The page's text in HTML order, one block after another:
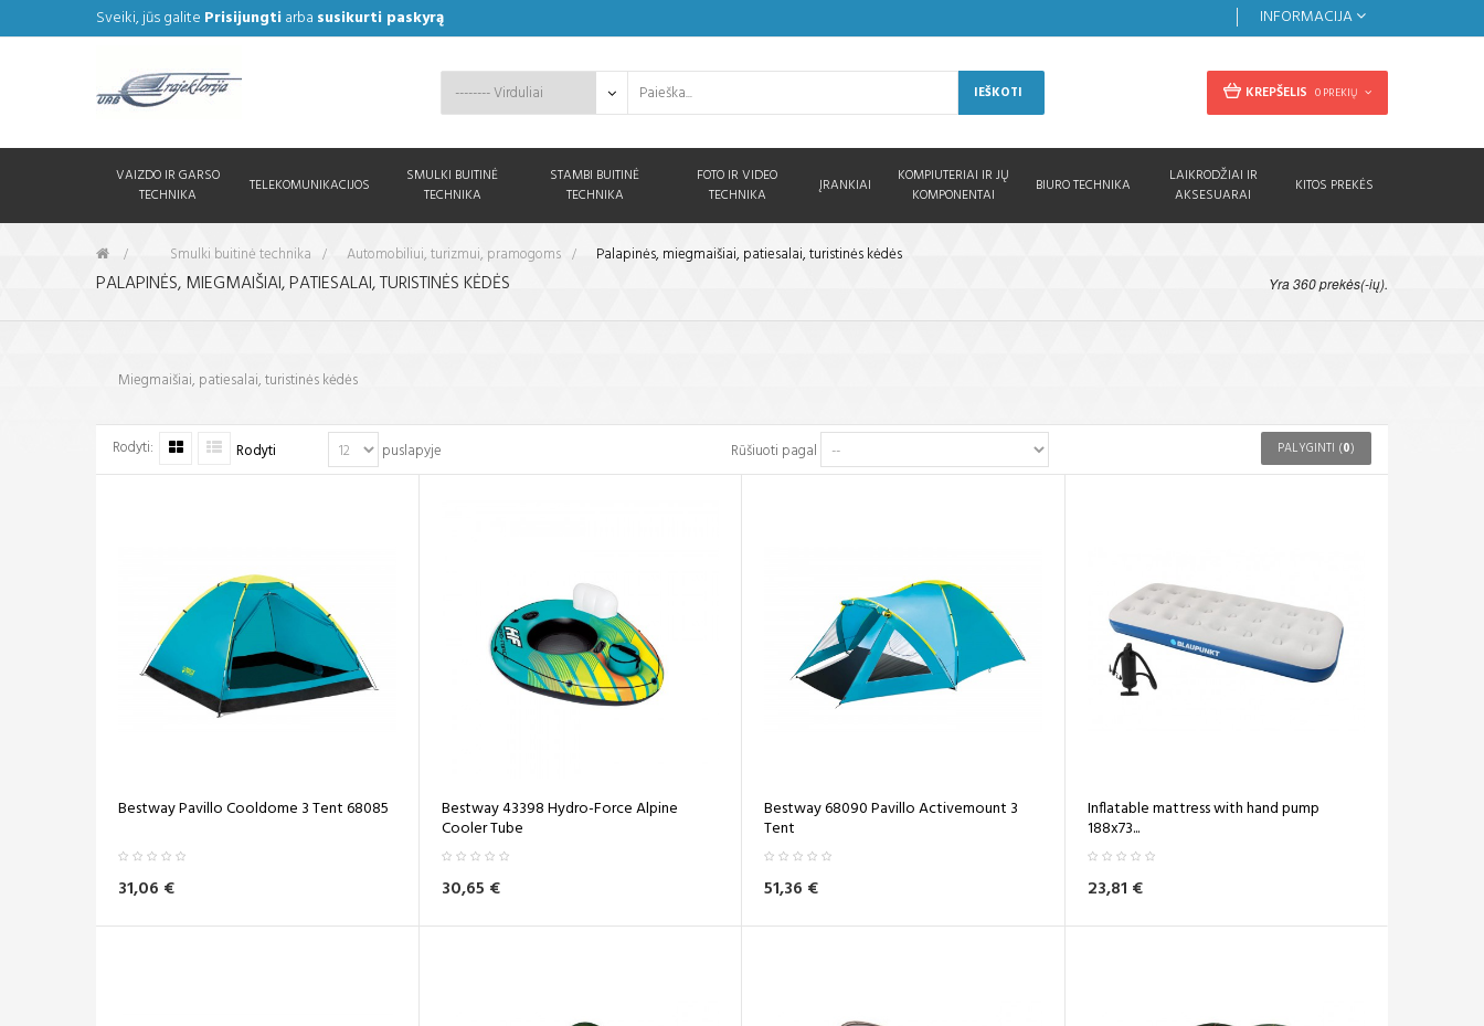
Sveiki, jūs galite Prisijungtiarba susikurti paskyrą INFORMACIJA
KREPŠELIS 0 PREKIŲ
IEŠKOTI
VAIZDO IR GARSO
TECHNIKA
TELEKOMUNIKACIJOS
SMULKI BUITINĖ
TECHNIKA
STAMBI BUITINĖ
TECHNIKA
FOTO IR VIDEO
TECHNIKA
ĮRANKIAI
KOMPIUTERIAI IR JŲ
KOMPONENTAI
BIURO TECHNIKA
LAIKRODŽIAI IR
AKSESUARAI
KITOS PREKĖS
&gt; Smulki buitinė technika > Automobiliui, turizmui, pramogoms > Palapinės, miegmaišiai, patiesalai, turistinės kėdės
PALAPINĖS, MIEGMAIŠIAI, PATIESALAI, TURISTINĖS KĖDĖS Yra 360 prekės(-ių).
Miegmaišiai, patiesalai, turistinės kėdės
Rodyti: Rūšiuoti pagal
Rodyti puslapyje PALYGINTI (0)
Bestway Pavillo Cooldome 3 Tent 68085
31,06 €
Bestway 43398 Hydro-Force Alpine
Cooler Tube
30,65 €
Bestway 68090 Pavillo Activemount 3
Tent
51,36 €
Inflatable mattress with hand pump
188x73...
23,81 €